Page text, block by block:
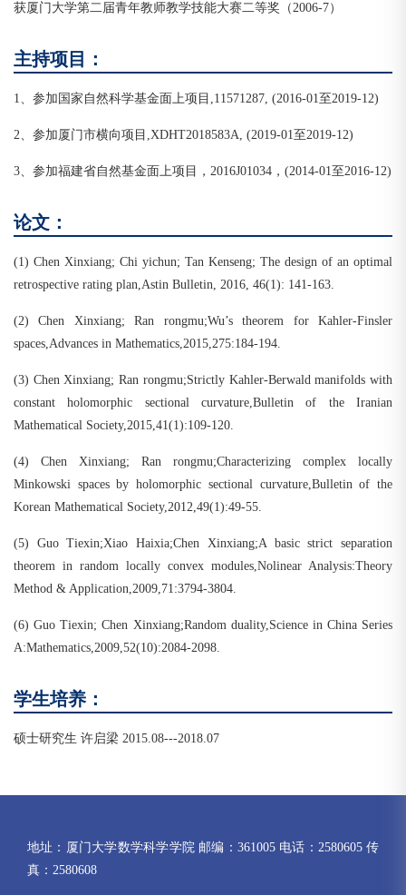
获厦门大学第二届青年教师教学技能大赛二等奖（2006-7）
主持项目：
1、参加国家自然科学基金面上项目,11571287, (2016-01至2019-12)
2、参加厦门市横向项目,XDHT2018583A, (2019-01至2019-12)
3、参加福建省自然基金面上项目，2016J01034，(2014-01至2016-12)
论文：
(1) Chen Xinxiang; Chi yichun; Tan Kenseng; The design of an optimal
retrospective rating plan,Astin Bulletin, 2016, 46(1): 141-163.
(2) Chen Xinxiang; Ran rongmu;Wu’s theorem for Kahler-Finsler
spaces,Advances in Mathematics,2015,275:184-194.
(3) Chen Xinxiang; Ran rongmu;Strictly Kahler-Berwald manifolds with
constant holomorphic sectional curvature,Bulletin of the Iranian
Mathematical Society,2015,41(1):109-120.
(4) Chen Xinxiang; Ran rongmu;Characterizing complex locally
Minkowski spaces by holomorphic sectional curvature,Bulletin of the
Korean Mathematical Society,2012,49(1):49-55.
(5) Guo Tiexin;Xiao Haixia;Chen Xinxiang;A basic strict separation
theorem in random locally convex modules,Nolinear Analysis:Theory
Method & Application,2009,71:3794-3804.
(6) Guo Tiexin; Chen Xinxiang;Random duality,Science in China Series
A:Mathematics,2009,52(10):2084-2098.
学生培养：
硕士研究生 许启梁 2015.08---2018.07
地址：厦门大学数学科学学院 邮编：361005 电话：2580605 传
真：2580608